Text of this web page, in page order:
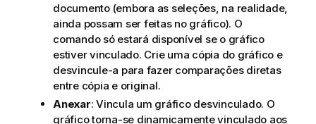
documento (embora as seleções, na realidade,
ainda possam ser feitas no gráfico). O
comando só estará disponível se o gráfico
estiver vinculado. Crie uma cópia do gráfico e
desvincule-a para fazer comparações diretas
entre cópia e original.
Anexar: Vincula um gráfico desvinculado. O
gráfico torna-se dinamicamente vinculado aos